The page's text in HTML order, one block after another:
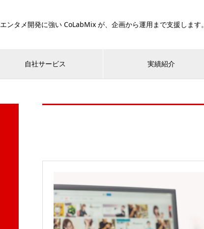
エンタメ開発に強い CoLabMix が、企画から運用まで支援します。
自社サービス 実績紹介